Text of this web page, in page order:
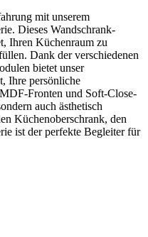
mit unserem
Dieses Wandschrank-
Ihren Küchenraum zu
Dank der verschiedenen
bietet unser
Ihre persönliche
Fronten und Soft-Close-
auch ästhetisch
Küchenoberschrank, den
ist der perfekte Begleiter für